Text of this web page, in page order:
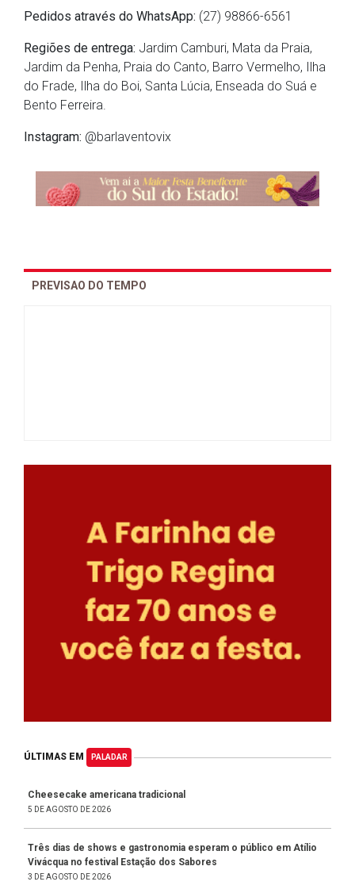
Pedidos através do WhatsApp: (27) 98866-6561
Regiões de entrega: Jardim Camburi, Mata da Praia,
Jardim da Penha, Praia do Canto, Barro Vermelho, Ilha
do Frade, Ilha do Boi, Santa Lúcia, Enseada do Suá e
Bento Ferreira.
Instagram: @barlaventovix
PREVISAO DO TEMPO
ÚLTIMAS EM PALADAR
Cheesecake americana tradicional
5 DE AGOSTO DE 2026
Três dias de shows e gastronomia esperam o público em Atílio
Vivácqua no festival Estação dos Sabores
3 DE AGOSTO DE 2026